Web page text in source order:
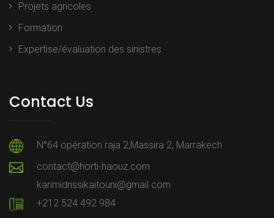
Projets agricoles
Formation
Expertise/évaluation des sinistres
Contact Us
N°64 opération raja 2,Massira 2, Marrakech
contact@horti-haouz.com
karimidrissikaitouni@gmail.com
+212 524 492 984